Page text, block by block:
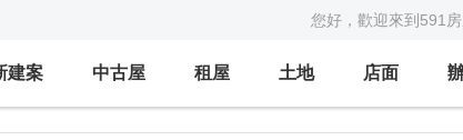
您好，歡迎來到591
建案 中古屋 租屋 土地 店面